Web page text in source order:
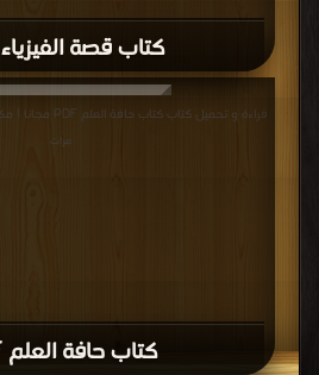
كتاب قصة الفيزياء PDF
كتاب حافة العلم PDF
قراءة و تحميل كتاب كتاب حافة العلم PDF مجانا | مكتبة >
مرات